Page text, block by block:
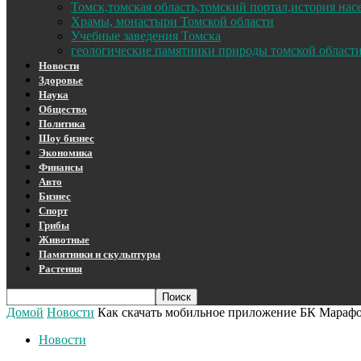
Томск,томская область,томский портал,история
Храмы, монастыри Томской области
Учебные заведения Томска
геологические памятники природы томской области
Новости
Здоровье
Наука
Общество
Политика
Шоу бизнес
Экономика
Финансы
Авто
Бизнес
Спорт
Грибы
Животные
Памятники и скульптуры
Растения
Домой Новости Как скачать мобильное приложение БК
Новости